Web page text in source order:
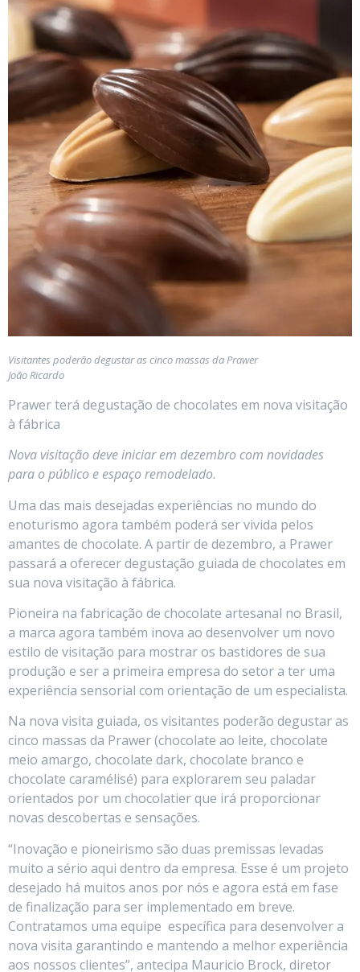
Visitantes poderão degustar as cinco massas da Prawer
João Ricardo
Prawer terá degustação de chocolates em nova visitação
à fábrica
Nova visitação deve iniciar em dezembro com novidades
para o público e espaço remodelado.
Uma das mais desejadas experiências no mundo do
enoturismo agora também poderá ser vivida pelos
amantes de chocolate. A partir de dezembro, a Prawer
passará a oferecer degustação guiada de chocolates em
sua nova visitação à fábrica.
Pioneira na fabricação de chocolate artesanal no Brasil,
a marca agora também inova ao desenvolver um novo
estilo de visitação para mostrar os bastidores de sua
produção e ser a primeira empresa do setor a ter uma
experiência sensorial com orientação de um especialista.
Na nova visita guiada, os visitantes poderão degustar as
cinco massas da Prawer (chocolate ao leite, chocolate
meio amargo, chocolate dark, chocolate branco e
chocolate caramélisé) para explorarem seu paladar
orientados por um chocolatier que irá proporcionar
novas descobertas e sensações.
“Inovação e pioneirismo são duas premissas levadas
muito a sério aqui dentro da empresa. Esse é um projeto
desejado há muitos anos por nós e agora está em fase
de finalização para ser implementado em breve.
Contratamos uma equipe específica para desenvolver a
nova visita garantindo e mantendo a melhor experiência
aos nossos clientes”, antecipa Mauricio Brock, diretor